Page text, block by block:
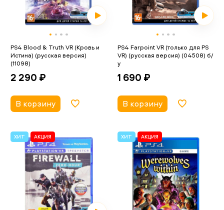
PS4 Blood & Truth VR (Кровь и
Истина) (русская версия)
(11098)
2 290 ₽
В корзину
PS4 Farpoint VR (только для PS
VR) (русская версия) (04508) б/
у
1 690 ₽
В корзину
ХИТ АКЦИЯ ХИТ АКЦИЯ